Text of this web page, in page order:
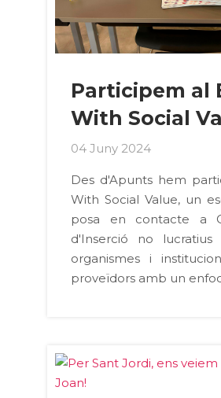
Participem al
With Social
04 Juny 2024
Des d'Apunts hem
With Social Value, un
posa en contacte a
d'Inserció no lucratius
organismes i
proveïdors amb un